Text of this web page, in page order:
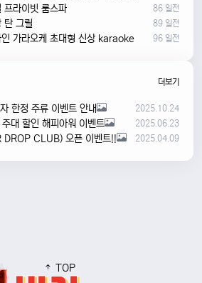
프라이빗 룸스파 86 일전
탄 그릴 89 일전
인 가라오케 초대형 신상 karaoke 96 일전
더보기
한정 주류 이벤트 안내 2025.10.24
대 할인 해피아워 이벤트 2025.06.23
DROP CLUB) 오픈 이벤트!! 2025.04.09
TOP